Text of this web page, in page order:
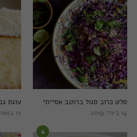
עוגת
13 באפריל 2019
סלט כרוב סגול ברוטב אסייתי
14 ביולי 2019
4